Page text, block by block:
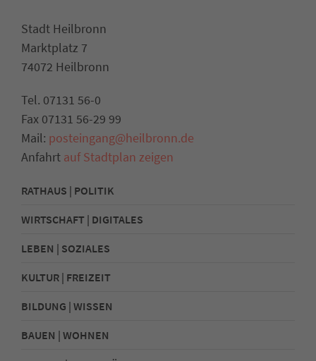
Stadt Heilbronn
Marktplatz 7
74072 Heilbronn
Tel. 07131 56-0
Fax 07131 56-29 99
Mail: posteingang@heilbronn.de
Anfahrt auf Stadtplan zeigen
RATHAUS | POLITIK
WIRTSCHAFT | DIGITALES
LEBEN | SOZIALES
KULTUR | FREIZEIT
BILDUNG | WISSEN
BAUEN | WOHNEN